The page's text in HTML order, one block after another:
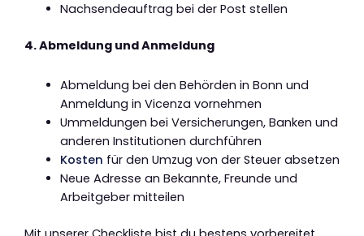
Nachsendeauftrag bei der Post stellen
4. Abmeldung und Anmeldung
Abmeldung bei den Behörden in Bonn und
Anmeldung in Vicenza vornehmen
Ummeldungen bei Versicherungen, Banken und
anderen Institutionen durchführen
Kosten für den Umzug von der Steuer absetzen
Neue Adresse an Bekannte, Freunde und
Arbeitgeber mitteilen